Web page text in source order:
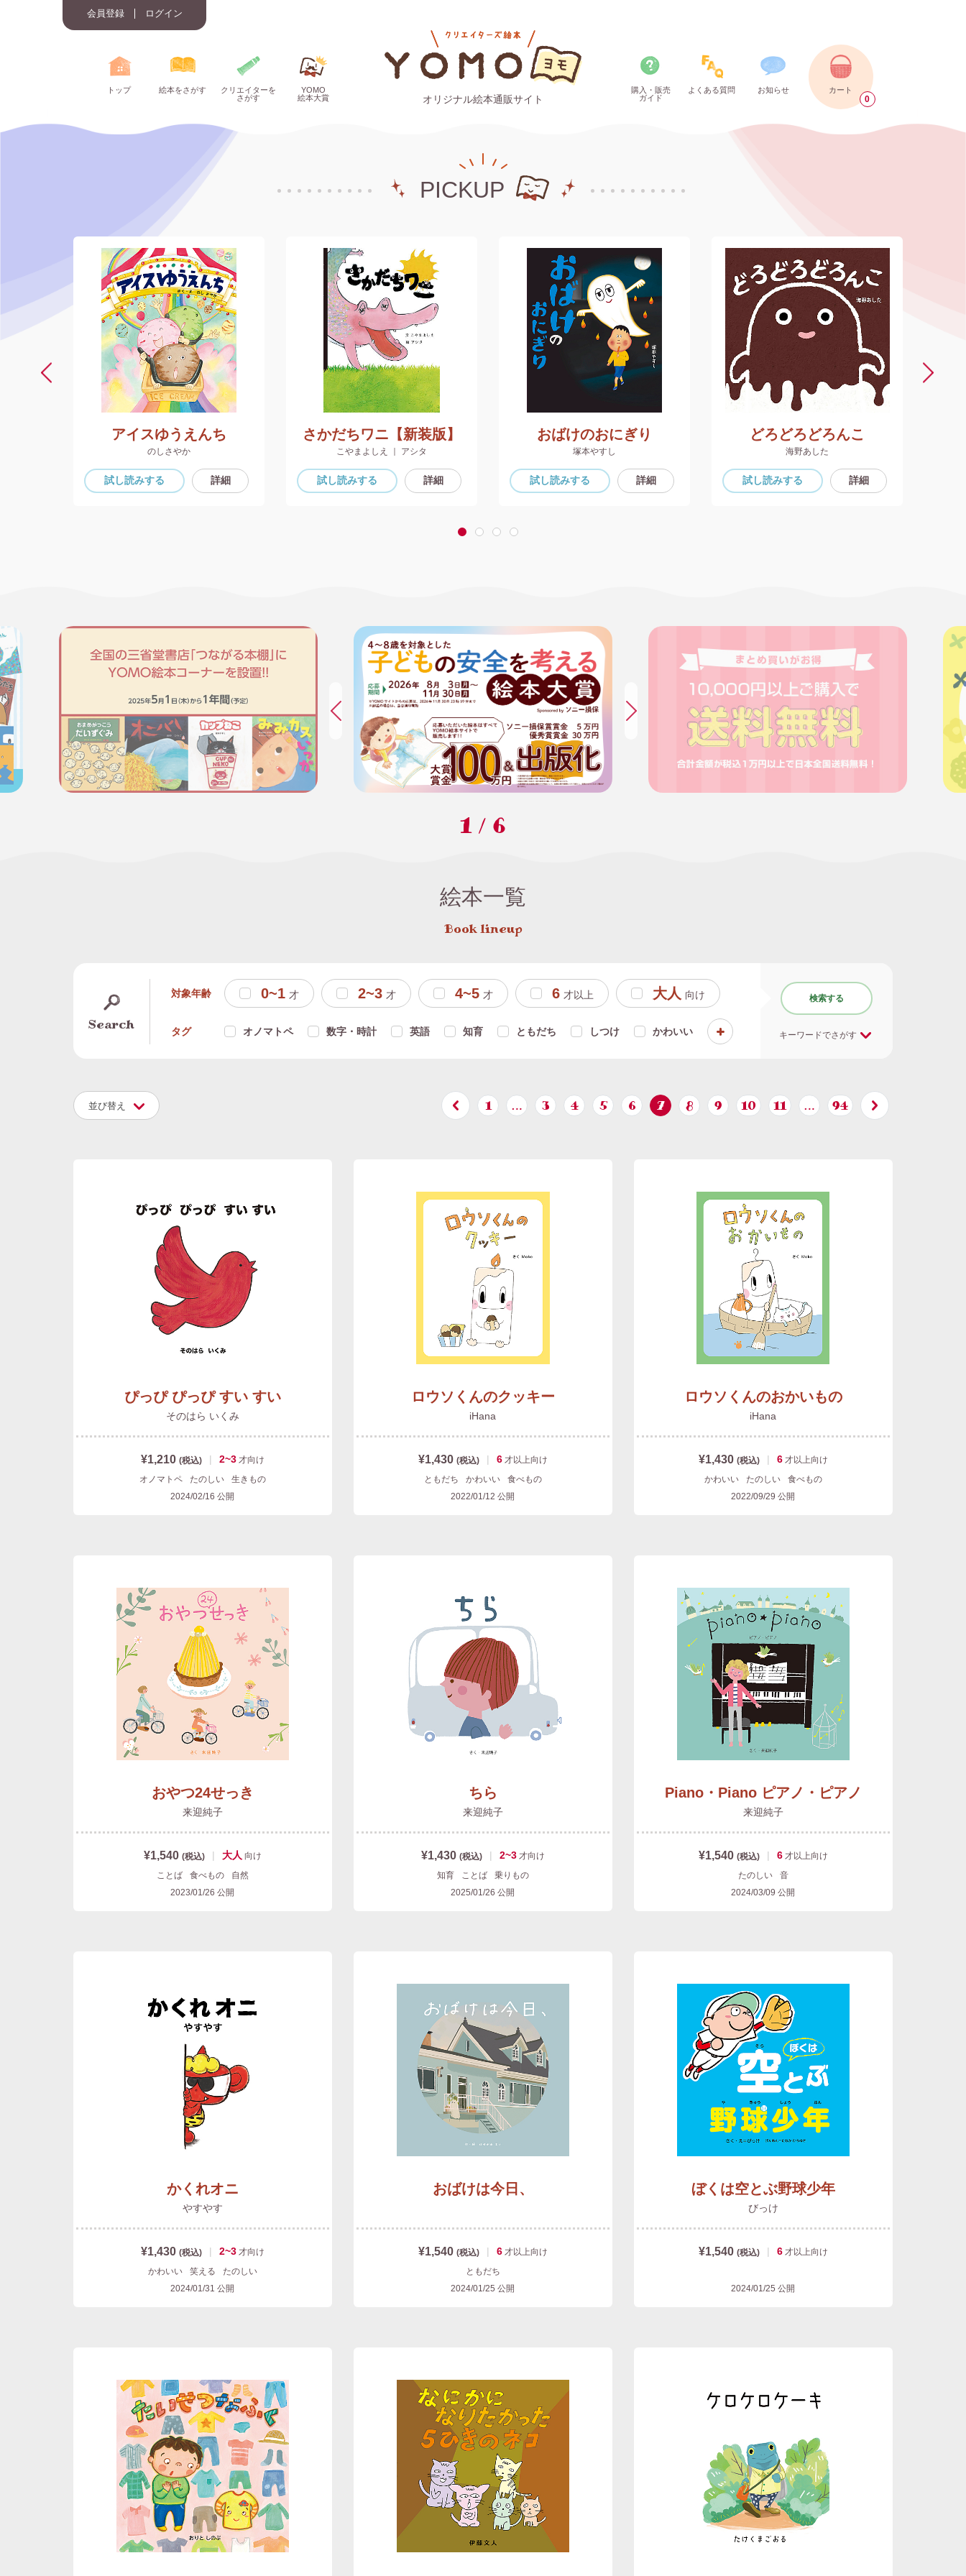
会員登録 ログイン
トップ 絵本をさがす
クリエイターを
さがす
YOMO
絵本大賞
オリジナル絵本通販サイト
購入・販売
ガイド
よくある質問 お知らせ カート
0
PICKUP
アイスゆうえんち
のしさやか
試し読みする 詳細
さかだちワニ【新装版】
こやまよしえ ｜ アシタ
試し読みする 詳細
おばけのおにぎり
塚本やすし
試し読みする 詳細
どろどろどろんこ
海野あした
試し読みする 詳細
1 2 3 4
1 / 6
絵本一覧
Book lineup
Search
対象年齢 0~1 才 2~3 才 4~5 才 6 才以上 大人 向け
タグ オノマトペ 数字・時計 英語 知育 ともだち しつけ かわいい
検索する
キーワードでさがす
並び替え 1 … 3 4 5 6 7 8 9 10 11 … 94
ぴっぴ ぴっぴ すい すい
そのはら いくみ
¥1,210 (税込) | 2~3 才向け
オノマトペ
たのしい
生きもの
2024/02/16 公開
ロウソくんのクッキー
iHana
¥1,430 (税込) | 6 才以上向け
ともだち
かわいい
食べもの
2022/01/12 公開
ロウソくんのおかいもの
iHana
¥1,430 (税込) | 6 才以上向け
かわいい
たのしい
食べもの
2022/09/29 公開
おやつ24せっき
来迎純子
¥1,540 (税込) | 大人 向け
ことば
食べもの
自然
2023/01/26 公開
ちら
来迎純子
¥1,430 (税込) | 2~3 才向け
知育
ことば
乗りもの
2025/01/26 公開
Piano・Piano ピアノ・ピアノ
来迎純子
¥1,540 (税込) | 6 才以上向け
たのしい
音
2024/03/09 公開
かくれオニ
やすやす
¥1,430 (税込) | 2~3 才向け
かわいい
笑える
たのしい
2024/01/31 公開
おばけは今日、
¥1,540 (税込) | 6 才以上向け
ともだち
2024/01/25 公開
ぼくは空とぶ野球少年
びっけ
¥1,540 (税込) | 6 才以上向け
2024/01/25 公開